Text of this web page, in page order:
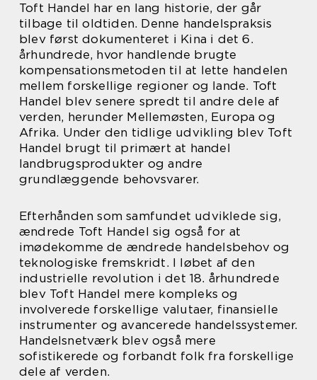
Toft Handel har en lang historie, der går
tilbage til oldtiden. Denne handelspraksis
blev først dokumenteret i Kina i det 6.
århundrede, hvor handlende brugte
kompensationsmetoden til at lette handelen
mellem forskellige regioner og lande. Toft
Handel blev senere spredt til andre dele af
verden, herunder Mellemøsten, Europa og
Afrika. Under den tidlige udvikling blev Toft
Handel brugt til primært at handel
landbrugsprodukter og andre
grundlæggende behovsvarer.
Efterhånden som samfundet udviklede sig,
ændrede Toft Handel sig også for at
imødekomme de ændrede handelsbehov og
teknologiske fremskridt. I løbet af den
industrielle revolution i det 18. århundrede
blev Toft Handel mere kompleks og
involverede forskellige valutaer, finansielle
instrumenter og avancerede handelssystemer.
Handelsnetværk blev også mere
sofistikerede og forbandt folk fra forskellige
dele af verden.